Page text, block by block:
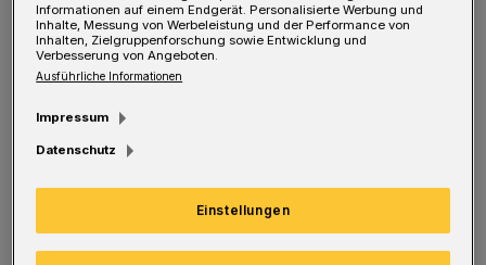
I m Mai wird es 75 Jahre alt und die
Politikwissenschaftlerin und Journalistin
Sabine Böhne-Di Leo, die das Buch „Die
Erfindung der Bundesrepublik“ geschrieben
hat, stellt seine Entstehungsgeschichte vor.
Informationen auf einem Endgerät. Personalisierte Werbung und
Inhalte, Messung von Werbeleistung und der Performance von
Inhalten, Zielgruppenforschung sowie Entwicklung und
Verbesserung von Angeboten.
Ausführliche Informationen
Impressum
Datenschutz
Einstellungen